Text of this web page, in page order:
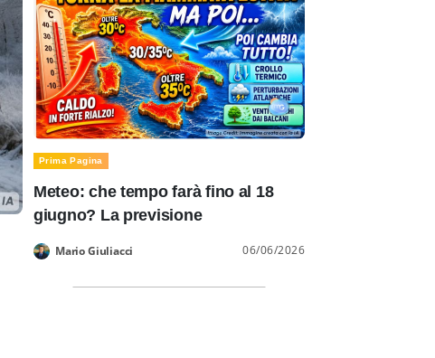
Prima Pagina
Meteo: che tempo farà fino al 18
giugno? La previsione
Mario Giuliacci 06/06/2026